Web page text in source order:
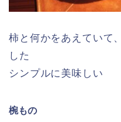
柿と何かをあえていて
した
シンプルに美味しい
椀もの